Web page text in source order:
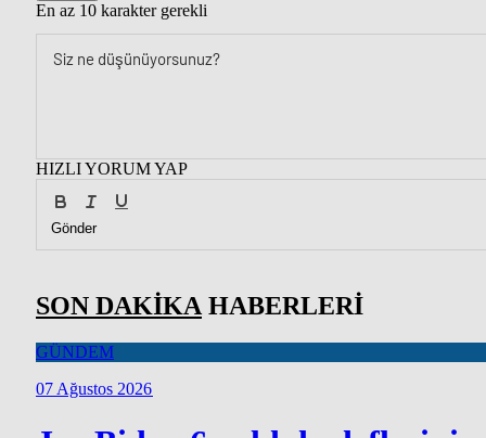
En az 10 karakter gerekli
HIZLI YORUM YAP
Gönder
SON DAKİKAHABERLERİ
GÜNDEM
07 Ağustos 2026